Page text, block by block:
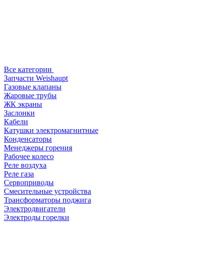
Все категории
Запчасти Weishaupt
Газовые клапаны
Жаровые трубы
ЖК экраны
Заслонки
Кабели
Катушки электромагнитные
Конденсаторы
Менеджеры горения
Рабочее колесо
Реле воздухa
Реле газа
Сервоприводы
Смесительные устройства
Трансформаторы поджига
Электродвигатели
Электроды горелки